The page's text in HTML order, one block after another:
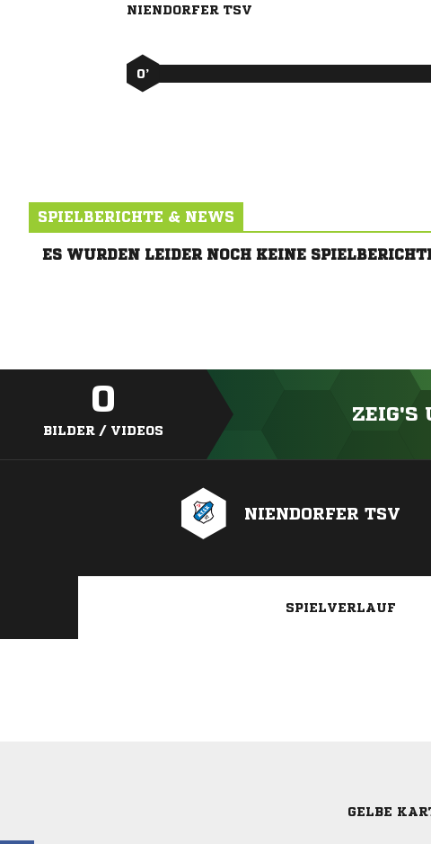
NIENDORFER TSV
0’
SPIELBERICHTE & NEWS
ES WURDEN LEIDER NOCH KEINE
0
BILDER / VIDEOS
ZEIG'S
NIENDORFER TSV
SPIELVERLAUF
GELBE